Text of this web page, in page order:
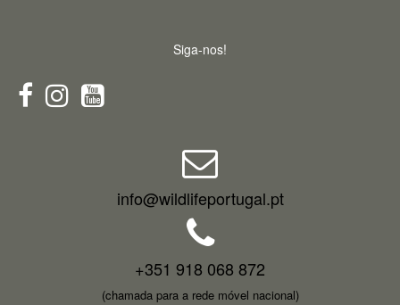
Siga-nos!
info@wildlifeportugal.pt
+351 918 068 872
(chamada para a rede móvel nacional)